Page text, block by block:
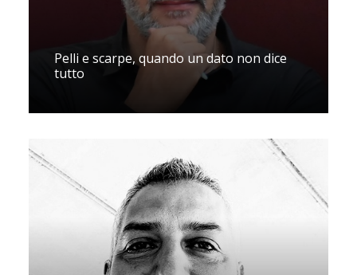
Pelli e scarpe, quando un dato non dice
tutto